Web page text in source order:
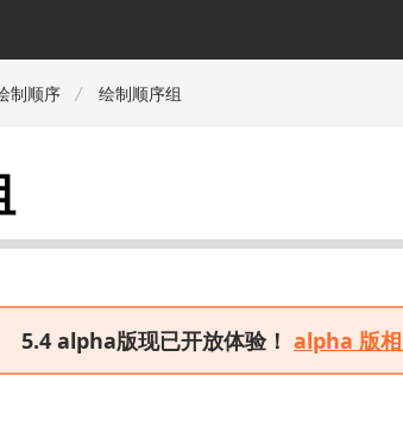
制顺序 绘制顺序组
5.4 alpha版现已开放体验！ alpha 版相